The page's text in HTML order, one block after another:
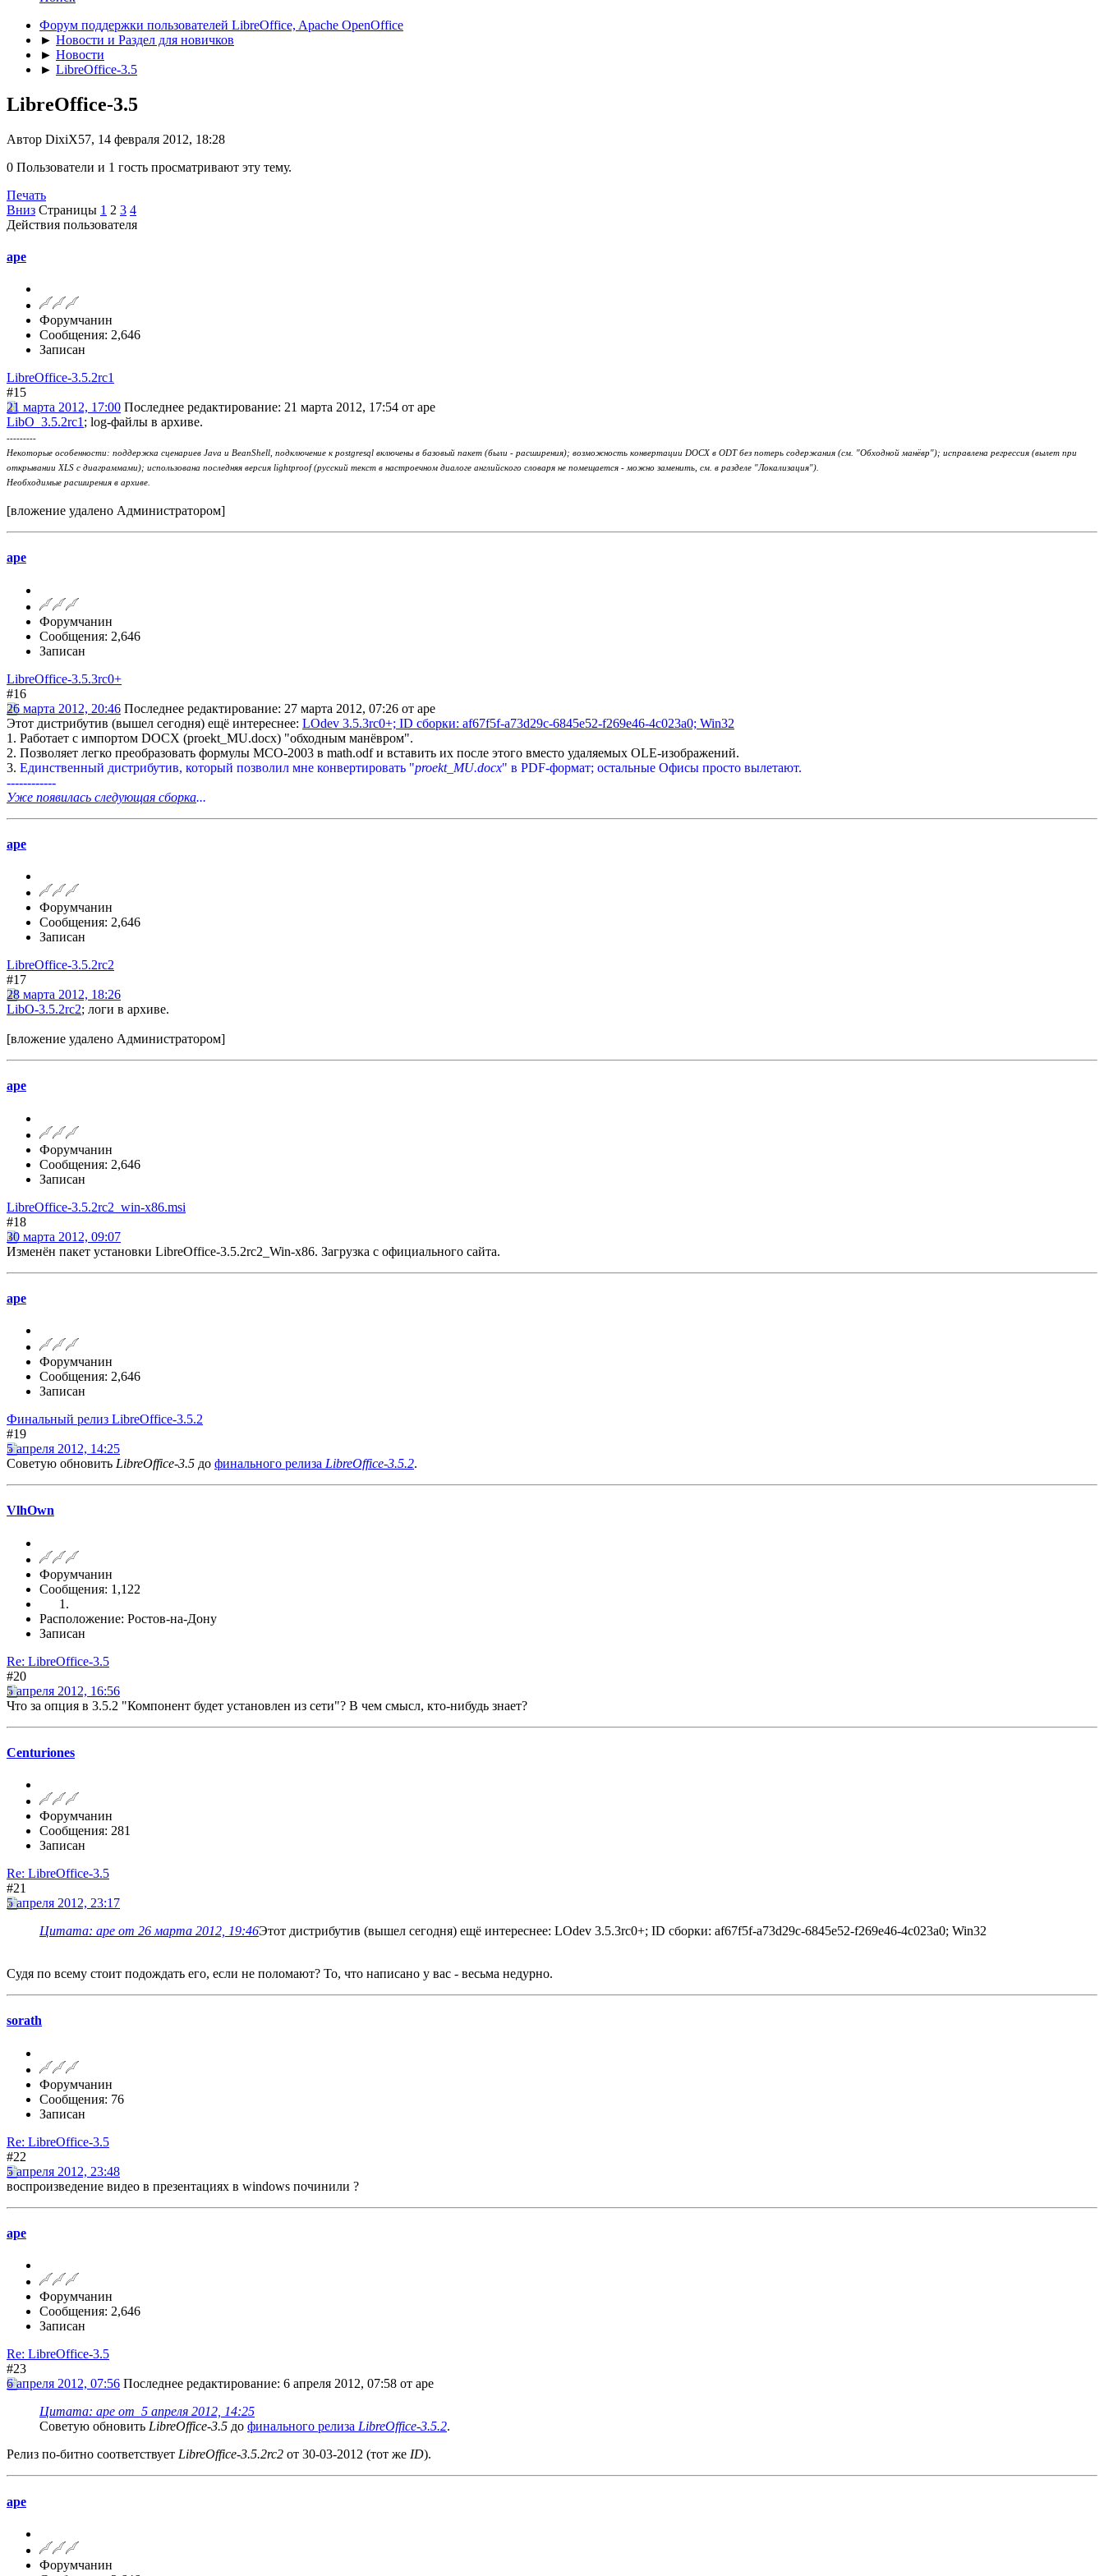
Форум поддержки пользователей LibreOffice, Apache OpenOffice
► Новости и Раздел для новичков
► Новости
► LibreOffice-3.5
LibreOffice-3.5
Автор DixiX57, 14 февраля 2012, 18:28
0 Пользователи и 1 гость просматривают эту тему.
Печать
Вниз Страницы 1 2 3 4
Действия пользователя
ape
Форумчанин
Сообщения: 2,646
Записан
LibreOffice-3.5.2rc1
#15
21 марта 2012, 17:00 Последнее редактирование: 21 марта 2012, 17:54 от ape
LibO_3.5.2rc1 ; log-файлы в архиве.
---------
Некоторые особенности: поддержка сценариев Java и BeanShell, подключение к postgresql включены в базовый пакет (были - расширения); возможность конвертации DOCX в ODT без потерь содержания (см. "Обходной манёвр"); исправлена регрессия (вылет при
открывании XLS с диаграммами); использована последняя версия lightproof (русский текст в настроечном диалоге английского словаря не помещается - можно заменить, см. в разделе "Локализация").
Необходимые расширения в архиве.
[вложение удалено Администратором]
ape
Форумчанин
Сообщения: 2,646
Записан
LibreOffice-3.5.3rc0+
#16
26 марта 2012, 20:46 Последнее редактирование: 27 марта 2012, 07:26 от ape
Этот дистрибутив (вышел сегодня) ещё интереснее: LOdev 3.5.3rc0+; ID сборки: af67f5f-a73d29c-6845e52-f269e46-4c023a0; Win32
1. Работает с импортом DOCX (proekt_MU.docx) "обходным манёвром".
2. Позволяет легко преобразовать формулы МСО-2003 в math.odf и вставить их после этого вместо удаляемых OLE-изображений.
3. Единственный дистрибутив, который позволил мне конвертировать "proekt_MU.docx" в PDF-формат; остальные Офисы просто вылетают.
------------
Уже появилась следующая сборка...
ape
Форумчанин
Сообщения: 2,646
Записан
LibreOffice-3.5.2rc2
#17
28 марта 2012, 18:26
LibO-3.5.2rc2; логи в архиве.
[вложение удалено Администратором]
ape
Форумчанин
Сообщения: 2,646
Записан
LibreOffice-3.5.2rc2_win-x86.msi
#18
30 марта 2012, 09:07
Изменён пакет установки LibreOffice-3.5.2rc2_Win-x86. Загрузка с официального сайта.
ape
Форумчанин
Сообщения: 2,646
Записан
Финальный релиз LibreOffice-3.5.2
#19
5 апреля 2012, 14:25
Советую обновить LibreOffice-3.5 до финального релиза LibreOffice-3.5.2.
VlhOwn
Форумчанин
Сообщения: 1,122
Расположение: Ростов-на-Дону
Записан
Re: LibreOffice-3.5
#20
5 апреля 2012, 16:56
Что за опция в 3.5.2 "Компонент будет установлен из сети"? В чем смысл, кто-нибудь знает?
Centuriones
Форумчанин
Сообщения: 281
Записан
Re: LibreOffice-3.5
#21
5 апреля 2012, 23:17
Цитата: ape от 26 марта 2012, 19:46Этот дистрибутив (вышел сегодня) ещё интереснее: LOdev 3.5.3rc0+; ID сборки: af67f5f-a73d29c-6845e52-f269e46-4c023a0; Win32
Судя по всему стоит подождать его, если не поломают? То, что написано у вас - весьма недурно.
sorath
Форумчанин
Сообщения: 76
Записан
Re: LibreOffice-3.5
#22
5 апреля 2012, 23:48
воспроизведение видео в презентациях в windows починили ?
ape
Форумчанин
Сообщения: 2,646
Записан
Re: LibreOffice-3.5
#23
6 апреля 2012, 07:56 Последнее редактирование: 6 апреля 2012, 07:58 от ape
Цитата: ape от 5 апреля 2012, 14:25
Советую обновить LibreOffice-3.5 до финального релиза LibreOffice-3.5.2.
Релиз по-битно соответствует LibreOffice-3.5.2rc2 от 30-03-2012 (тот же ID).
ape
Форумчанин